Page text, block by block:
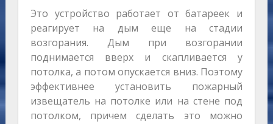
Это устройство работает от батареек и
реагирует на дым еще на стадии
возгорания. Дым при возгорании
поднимается вверх и скапливается у
потолка, а потом опускается вниз. Поэтому
эффективнее установить пожарный
извещатель на потолке или на стене под
потолком, причем сделать это можно